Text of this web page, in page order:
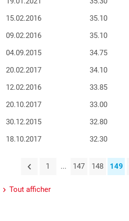
15.02.2016
35.10
09.02.2016
35.10
04.09.2015
34.75
20.02.2017
34.10
12.02.2016
33.85
20.10.2017
33.00
30.12.2015
32.80
18.10.2017
32.30
1 ... 147 148 149
Tout afficher